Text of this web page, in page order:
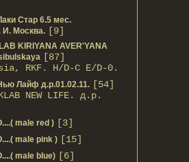
Стар 6.5 мес.
И. Москва. [9]
KIRIYANA AVER'YANA
[87]
RKF. H/D-С E/D-0.
Лайф д.р.01.02.11. [54]
KLAB NEW LIFE. д.р.
male red ) [3]
male pink ) [15]
male blue) [6]